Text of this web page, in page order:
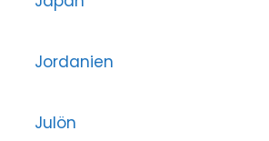
Jordanien
Julön